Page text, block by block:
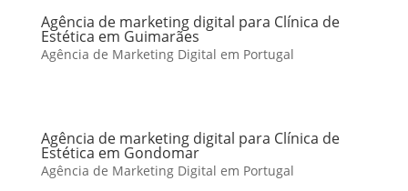
Agência de marketing digital para Clínica de
Estética em Guimarães
Agência de Marketing Digital em Portugal
Agência de marketing digital para Clínica de
Estética em Gondomar
Agência de Marketing Digital em Portugal